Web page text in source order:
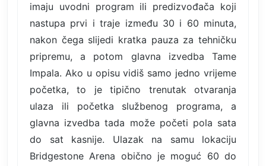
imaju uvodni program ili predizvođača koji
nastupa prvi i traje između 30 i 60 minuta,
nakon čega slijedi kratka pauza za tehničku
pripremu, a potom glavna izvedba Tame
Impala. Ako u opisu vidiš samo jedno vrijeme
početka, to je tipično trenutak otvaranja
ulaza ili početka službenog programa, a
glavna izvedba tada može početi pola sata
do sat kasnije. Ulazak na samu lokaciju
Bridgestone Arena obično je moguć 60 do